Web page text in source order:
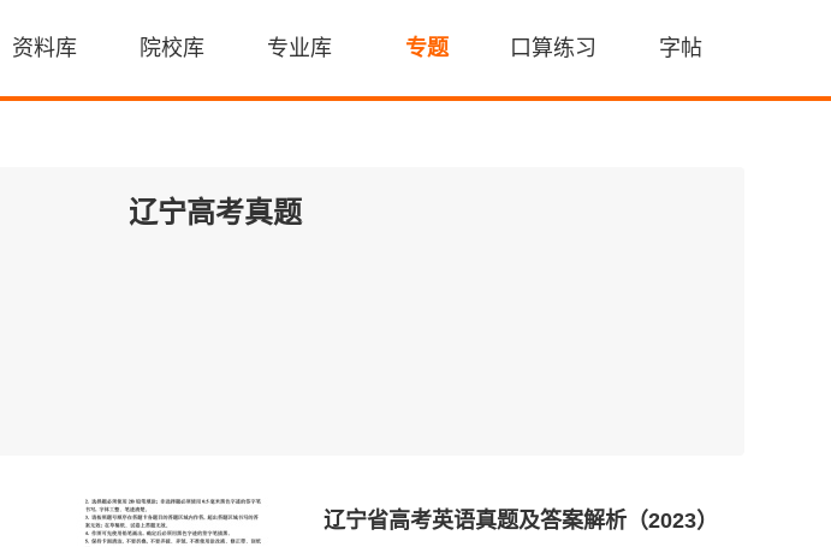
资料库 院校库 专业库 专题 口算练习 字帖
辽宁高考真题
辽宁省高考英语真题及答案解析（2023）